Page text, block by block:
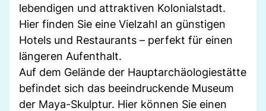
lebendigen und attraktiven Kolonialstadt.
Hier finden Sie eine Vielzahl an günstigen
Hotels und Restaurants – perfekt für einen
längeren Aufenthalt.
Auf dem Gelände der Hauptarchäologiestätte
befindet sich das beeindruckende Museum
der Maya-Skulptur. Hier können Sie einen